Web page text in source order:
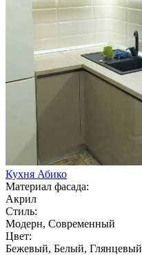
Кухня Абико
Материал фасада:
Акрил
Стиль:
Модерн, Современный
Цвет:
Бежевый, Белый, Глянцевый